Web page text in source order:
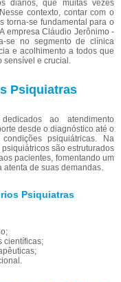
diários, que muitas vezes
contexto, contar com o
torna-se fundamental para o
empresa Cláudio Jerônimo -
se no segmento de clínica
e acolhimento a todos que
sensível e crucial.
Psiquiatras
ao atendimento
desde o diagnóstico até o
psiquiátricas. Na
são estruturados
pacientes, fomentando um
atenta de suas demandas.
Psiquiatras
científicas;